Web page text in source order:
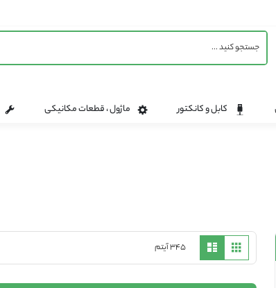
کابل و کانکتور ماژول ، قطعات مکانیکی
مشاهده
صورت
مشبک ۳۴۵آیتم